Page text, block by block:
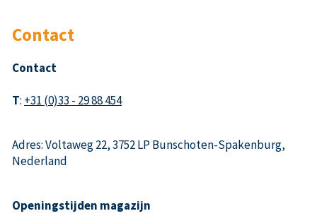
Contact
Contact
T: +31 (0)33 - 29 88 454
Adres: Voltaweg 22, 3752 LP Bunschoten-Spakenburg,
Nederland
Openingstijden magazijn